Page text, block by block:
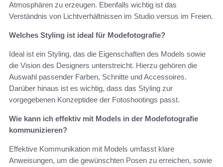
Atmosphären zu erzeugen. Ebenfalls wichtig ist das
Verständnis von Lichtverhältnissen im Studio versus im Freien.
Welches Styling ist ideal für Modefotografie?
Ideal ist ein Styling, das die Eigenschaften des Models sowie
die Vision des Designers unterstreicht. Hierzu gehören die
Auswahl passender Farben, Schnitte und Accessoires.
Darüber hinaus ist es wichtig, dass das Styling zur
vorgegebenen Konzeptidee der Fotoshootings passt.
Wie kann ich effektiv mit Models in der Modefotografie
kommunizieren?
Effektive Kommunikation mit Models umfasst klare
Anweisungen, um die gewünschten Posen zu erreichen, sowie